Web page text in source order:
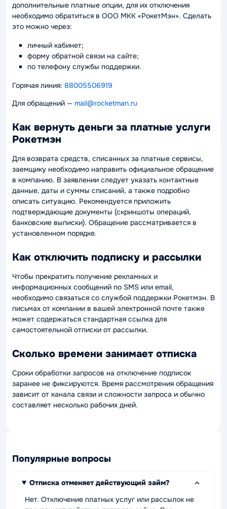
дополнительные платные опции, для их отключения
необходимо обратиться в ООО МКК «РокетМэн». Сделать
это можно через:
личный кабинет;
форму обратной связи на сайте;
по телефону службы поддержки.
Горячая линия: 88005506919
Для обращений — mail@rocketman.ru
Как вернуть деньги за платные услуги
Рокетмэн
Для возврата средств, списанных за платные сервисы,
заемщику необходимо направить официальное обращение
в компанию. В заявлении следует указать контактные
данные, даты и суммы списаний, а также подробно
описать ситуацию. Рекомендуется приложить
подтверждающие документы (скриншоты операций,
банковские выписки). Обращение рассматривается в
установленном порядке.
Как отключить подписку и рассылки
Чтобы прекратить получение рекламных и
информационных сообщений по SMS или email,
необходимо связаться со службой поддержки Рокетмэн. В
письмах от компании в вашей электронной почте также
может содержаться стандартная ссылка для
самостоятельной отписки от рассылки.
Сколько времени занимает отписка
Сроки обработки запросов на отключение подписок
заранее не фиксируются. Время рассмотрения обращения
зависит от канала связи и сложности запроса и обычно
составляет несколько рабочих дней.
Популярные вопросы
Отписка отменяет действующий займ?
Нет. Отключение платных услуг или рассылок не